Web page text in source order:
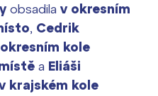
obsadila v okresním
, Cedrik
kole
a Eliáši
krajském kole